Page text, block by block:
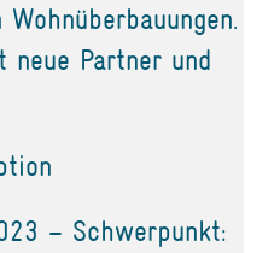
neue Partner und
– Schwerpunkt: